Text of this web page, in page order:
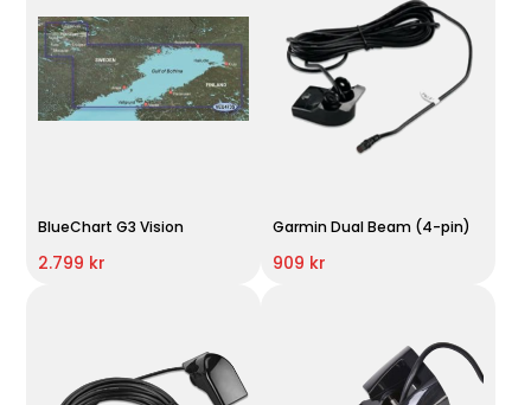
BlueChart G3 Vision
2.799 kr
Garmin Dual Beam (4-pin)
909 kr